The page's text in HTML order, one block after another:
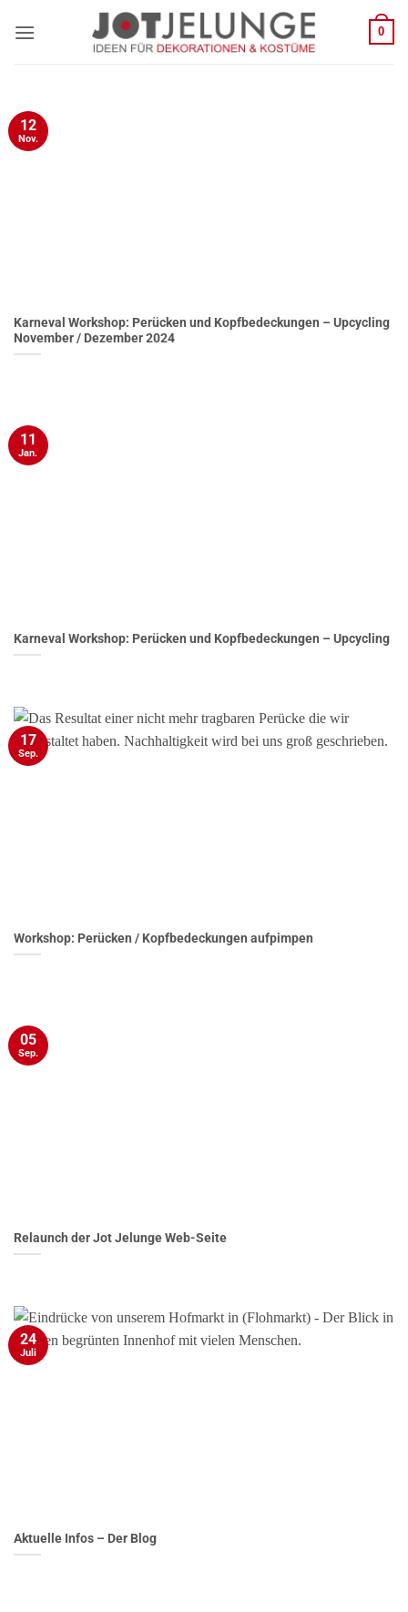
Inhalt
0
Karneval Workshop: Perücken und Kopfbedeckungen – Upcycling
November / Dezember 2024
12
Nov.
Karneval Workshop: Perücken und Kopfbedeckungen – Upcycling
11
Jan.
Workshop: Perücken / Kopfbedeckungen aufpimpen
17
Sep.
Relaunch der Jot Jelunge Web-Seite
05
Sep.
Aktuelle Infos – Der Blog
24
Juli